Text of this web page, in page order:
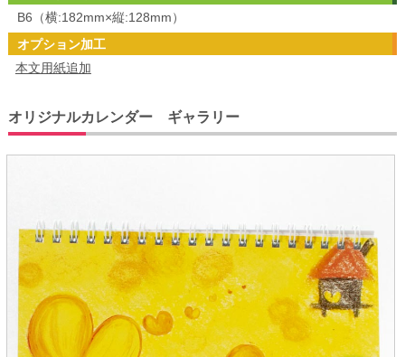
B6（横:182mm×縦:128mm）
オプション加工
本文用紙追加
オリジナルカレンダー ギャラリー